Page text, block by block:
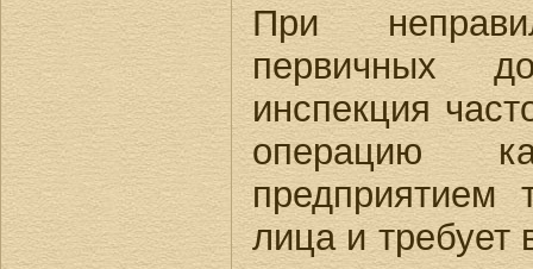
При
первичных
инспекция
операцию
предприятием
лица и требует